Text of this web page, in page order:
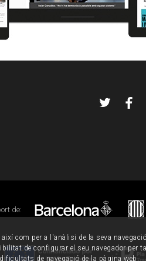
de:
com per a l'anàlisi de la seva
de configurar el seu navegador per
de navegació de la pàgina web.